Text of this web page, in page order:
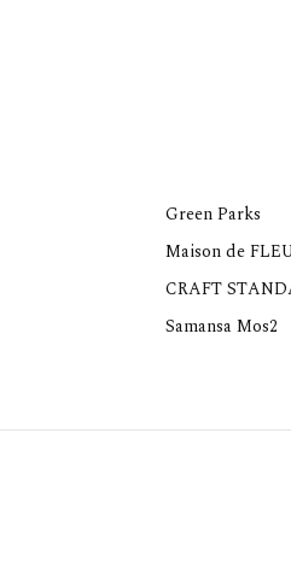
Green Parks
Maison de
CRAFT
Samansa Mos2